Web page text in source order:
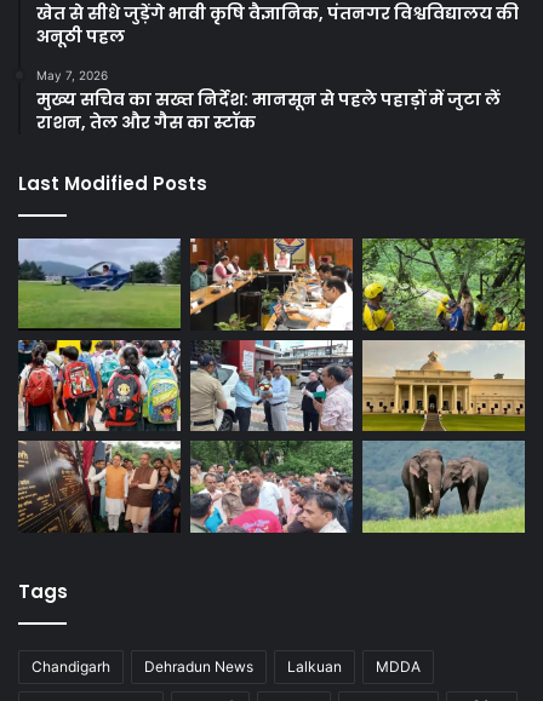
खेत से सीधे जुड़ेंगे भावी कृषि वैज्ञानिक, पंतनगर विश्वविद्यालय की
अनूठी पहल
May 7, 2026
मुख्य सचिव का सख्त निर्देश: मानसून से पहले पहाड़ों में जुटा लें
राशन, तेल और गैस का स्टॉक
Last Modified Posts
Tags
Chandigarh Dehradun News Lalkuan MDDA